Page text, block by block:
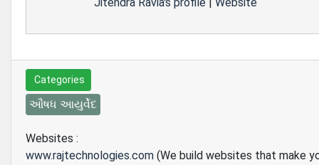
Categories
ઔષધ આયુર્વેદ
Websites :
www.rajtechnologies.com (We build websites that make